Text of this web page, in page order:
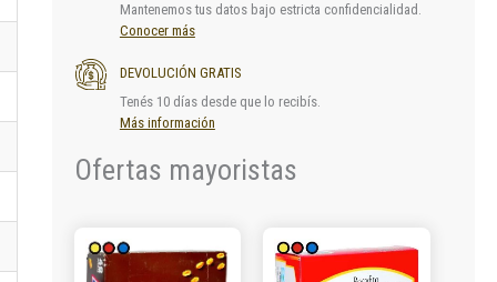
Mantenemos tus datos bajo estricta confidencialidad.
Conocer más
DEVOLUCIÓN GRATIS
Tenés 10 días desde que lo recibís.
Más información
Ofertas mayoristas
producto